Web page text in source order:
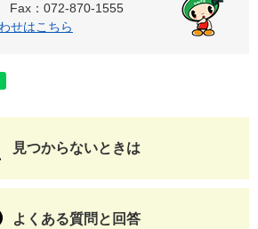
Fax：072-870-1555
せはこちら
見つからないときは
よくある質問と回答